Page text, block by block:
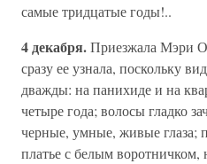
самые тридцатые годы!..
4 декабря.Приезжала Мэри
сразу ее узнала, поскольку
дважды: на панихиде и на
четыре года; волосы гладко
черные, умные, живые глаза;
платье с белым